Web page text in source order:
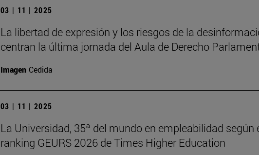
03 | 11 | 2025
La libertad de expresión y los riesgos de la
centran la última jornada del Aula de Derecho
Imagen Cedida
03 | 11 | 2025
La Universidad, 35ª del mundo en empleabilidad según
ranking GEURS 2026 de Times Higher Education